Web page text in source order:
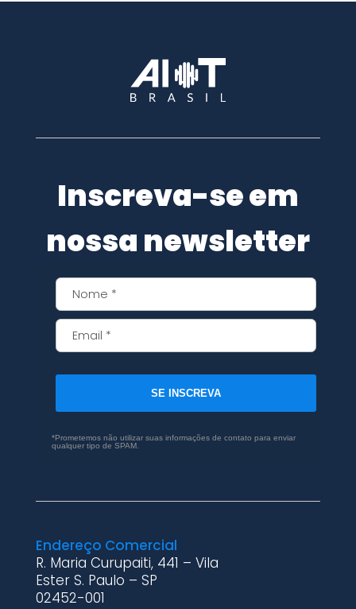
Inscreva-se em
nossa newsletter
SE INSCREVA
*Prometemos não utilizar suas informações de contato para enviar
qualquer tipo de SPAM.
Endereço Comercial
R. Maria Curupaiti, 441 – Vila
Ester S. Paulo – SP
02452-001